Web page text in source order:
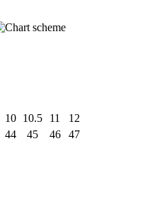
10 10.5 11
12
44 45 46 47